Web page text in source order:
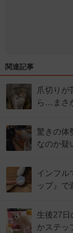
関連記事
爪切りが
ら…まさ
驚きの体
なのか疑
インフル
ップ』
生後27
かステッ